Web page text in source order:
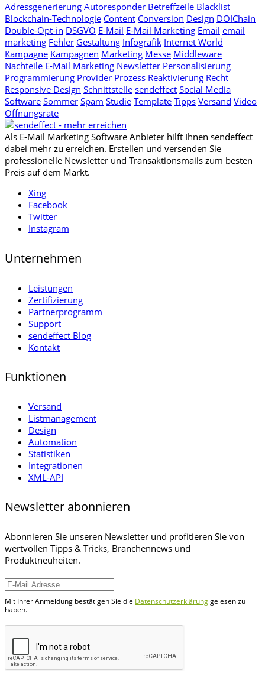
Adressgenerierung Autoresponder Betreffzeile Blacklist
Blockchain-Technologie Content Conversion Design DOIChain
Double-Opt-in DSGVO E-Mail E-Mail Marketing Email email
marketing Fehler Gestaltung Infografik Internet World
Kampagne Kampagnen Marketing Messe Middleware
Nachteile E-Mail Marketing Newsletter Personalisierung
Programmierung Provider Prozess Reaktivierung Recht
Responsive Design Schnittstelle sendeffect Social Media
Software Sommer Spam Studie Template Tipps Versand Video
Öffnungsrate
Als E-Mail Marketing Software Anbieter hilft Ihnen sendeffect
dabei mehr zu erreichen. Erstellen und versenden Sie
professionelle Newsletter und Transaktionsmails zum besten
Preis auf dem Markt.
Xing
Facebook
Twitter
Instagram
Unternehmen
Leistungen
Zertifizierung
Partnerprogramm
Support
sendeffect Blog
Kontakt
Funktionen
Versand
Listmanagement
Design
Automation
Statistiken
Integrationen
XML-API
Newsletter abonnieren
Abonnieren Sie unseren Newsletter und profitieren Sie von
wertvollen Tipps & Tricks, Branchennews und
Produktneuheiten.
Mit Ihrer Anmeldung bestätigen Sie die Datenschutzerklärunggelesen zu
haben.